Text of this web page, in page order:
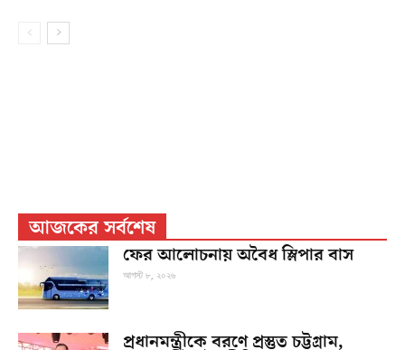
আজকের সর্বশেষ
ফের আলোচনায় অবৈধ স্লিপার বাস
আগস্ট ৮, ২০২৬
প্রধানমন্ত্রীকে বরণে প্রস্তুত চট্টগ্রাম,